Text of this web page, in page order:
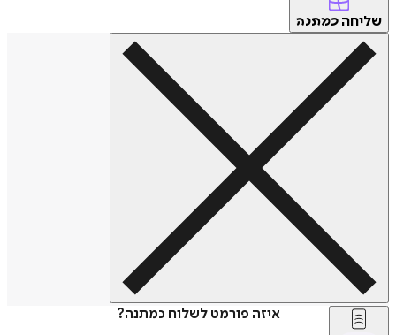
שליחה כמתנה
איזה פורמט לשלוח כמתנה?